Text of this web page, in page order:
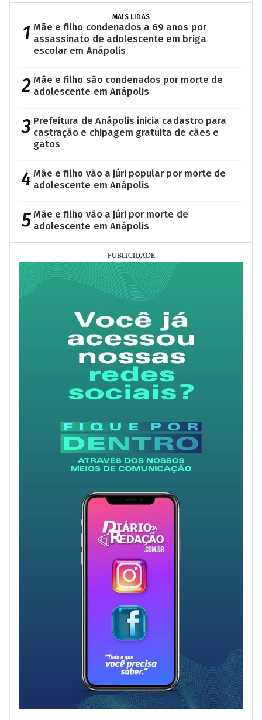
MAIS LIDAS
1 Mãe e filho condenados a 69 anos por
assassinato de adolescente em briga
escolar em Anápolis
2 Mãe e filho são condenados por morte de
adolescente em Anápolis
3 Prefeitura de Anápolis inicia cadastro para
castração e chipagem gratuita de cães e
gatos
4 Mãe e filho vão a júri popular por morte de
adolescente em Anápolis
5 Mãe e filho vão a júri por morte de
adolescente em Anápolis